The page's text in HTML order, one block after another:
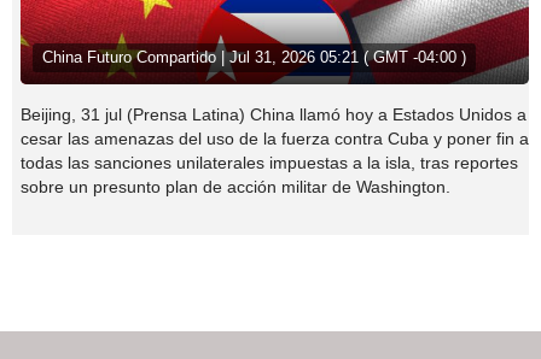
China Futuro Compartido | Jul 31, 2026 05:21 ( GMT -04:00 )
Beijing, 31 jul (Prensa Latina) China llamó hoy a Estados Unidos a
cesar las amenazas del uso de la fuerza contra Cuba y poner fin a
todas las sanciones unilaterales impuestas a la isla, tras reportes
sobre un presunto plan de acción militar de Washington.